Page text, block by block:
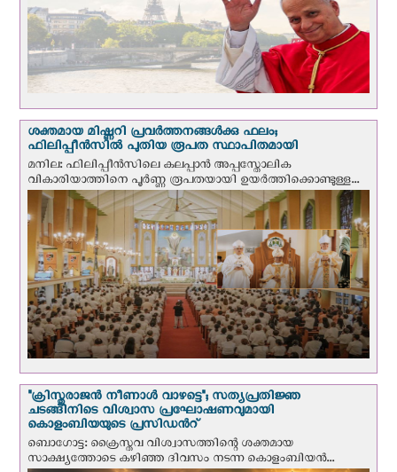
ശക്തമായ മിഷ്ണറി പ്രവർത്തനങ്ങൾക്കു ഫലം;
ഫിലിപ്പീൻസിൽ പുതിയ രൂപത സ്ഥാപിതമായി
മനില: ഫിലിപ്പീൻസിലെ കലപ്പാൻ അപ്പസ്തോലിക
വികാരിയാത്തിനെ പൂർണ്ണ രൂപതയായി ഉയർത്തിക്കൊണ്ടുള്ള...
"ക്രിസ്തുരാജന്‍ നീണാള്‍ വാഴട്ടെ"; സത്യപ്രതിജ്ഞ
ചടങ്ങിനിടെ വിശ്വാസ പ്രഘോഷണവുമായി
കൊളംബിയയുടെ പ്രസിഡന്‍റ്
ബൊഗോട്ട: ക്രൈസ്തവ വിശ്വാസത്തിന്റെ ശക്തമായ
സാക്ഷ്യത്തോടെ കഴിഞ്ഞ ദിവസം നടന്ന കൊളംബിയന്‍...